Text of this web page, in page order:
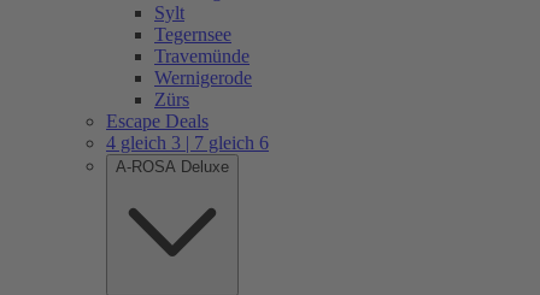
Sylt
Tegernsee
Travemünde
Wernigerode
Zürs
Escape Deals
4 gleich 3 | 7 gleich 6
A-ROSA Deluxe